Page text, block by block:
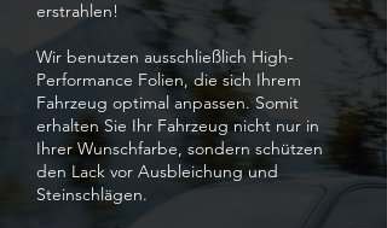
erstrahlen!
Wir benutzen ausschließlich High-
Performance Folien, die sich Ihrem
Fahrzeug optimal anpassen. Somit
erhalten Sie Ihr Fahrzeug nicht nur in
Ihrer Wunschfarbe, sondern schützen
den Lack vor Ausbleichung und
Steinschlägen.